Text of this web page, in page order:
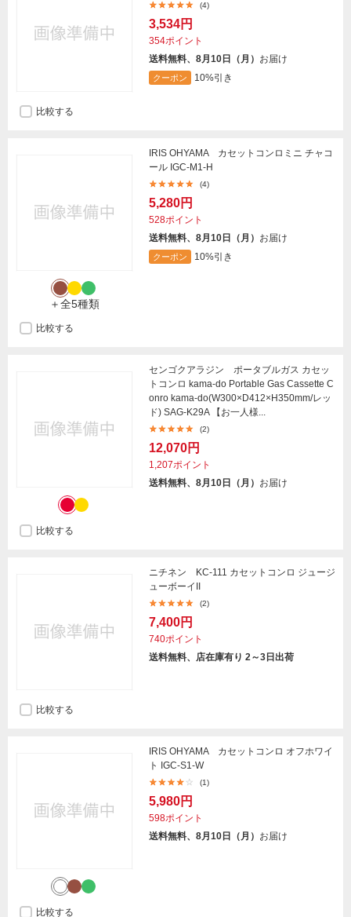
(4)
3,534円
354ポイント
送料無料、8月10日（月） お届け
クーポン 10%引き
比較する
＋全5種類
IRIS OHYAMA カセットコンロミニ チャコ
ール IGC-M1-H
(4)
5,280円
528ポイント
送料無料、8月10日（月） お届け
クーポン 10%引き
比較する
センゴクアラジン ポータブルガス カセッ
トコンロ kama-do Portable Gas Cassette C
onro kama-do(W300×D412×H350mm/レッ
ド) SAG-K29A 【お一人様...
(2)
12,070円
1,207ポイント
送料無料、8月10日（月） お届け
比較する
ニチネン KC-111 カセットコンロ ジュージ
ューボーイII
(2)
7,400円
740ポイント
送料無料、店在庫有り 2～3日出荷
比較する
IRIS OHYAMA カセットコンロ オフホワイ
ト IGC-S1-W
(1)
5,980円
598ポイント
送料無料、8月10日（月） お届け
比較する